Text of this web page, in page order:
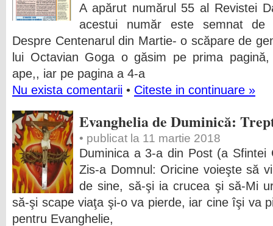
A apărut numărul 55 al Revistei
acestui număr este semnat de
Despre Centenarul din Martie- o scăpare de
lui Octavian Goga o găsim pe prima
ape,, iar pe pagina a 4-a
Nu exista comentarii • Citeste in continuare »
Evanghelia de Duminică:
• publicat la 11 martie 2018
Duminica a 3-a din Post (a
Zis-a Domnul: Oricine voieşte să
de sine, să-şi ia crucea şi să-Mi
să-şi scape viaţa şi-o va pierde, iar cine îşi va
pentru Evanghelie,